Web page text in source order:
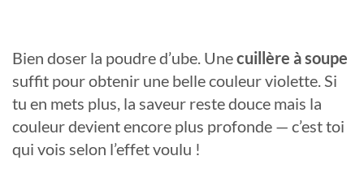
Bien doser la poudre d’ube. Unecuillère à soupe
suffit pour obtenir une belle couleur violette. Si
tu en mets plus, la saveur reste douce mais la
couleur devient encore plus profonde — c’est toi
qui vois selon l’effet voulu !